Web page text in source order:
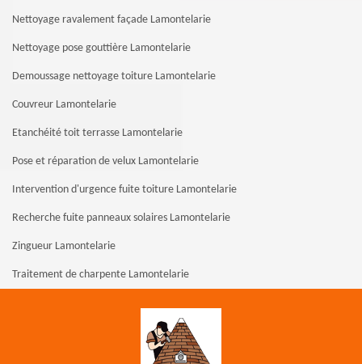
Nettoyage ravalement façade Lamontelarie
Nettoyage pose gouttière Lamontelarie
Demoussage nettoyage toiture Lamontelarie
Couvreur Lamontelarie
Etanchéité toit terrasse Lamontelarie
Pose et réparation de velux Lamontelarie
Intervention d'urgence fuite toiture Lamontelarie
Recherche fuite panneaux solaires Lamontelarie
Zingueur Lamontelarie
Traitement de charpente Lamontelarie